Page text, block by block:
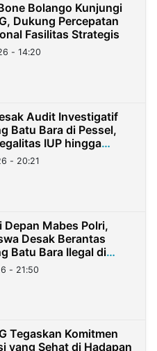
Bolango Kunjungi
Dukung Percepatan
Fasilitas Strategis
- 14:20
Audit Investigatif
Batu Bara di Pessel,
IUP hingga
- 20:21
Depan Mabes Polri,
Desak Berantas
Batu Bara Ilegal di
- 21:50
Tegaskan Komitmen
yang Sehat di Hadapan